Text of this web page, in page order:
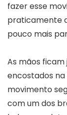
fazer esse
praticamente
pouco mais
As mãos
encostados
movimento
com um dos